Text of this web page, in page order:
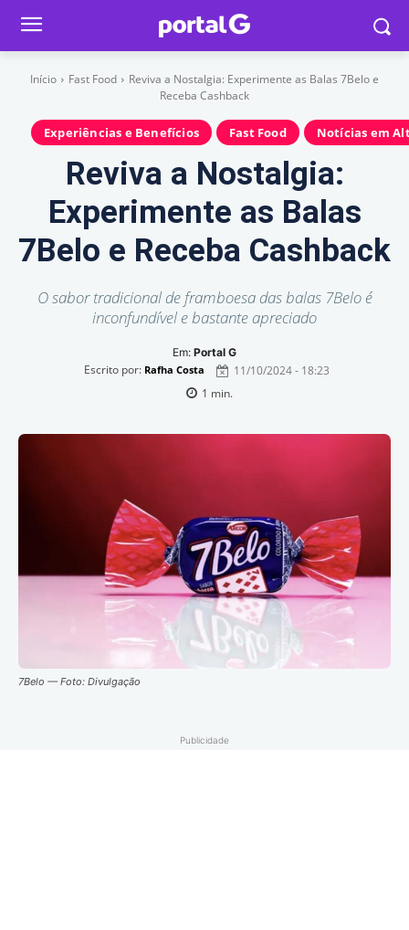
Início Fast Food
Reviva a Nostalgia: Experimente as Balas 7Belo e
Receba Cashback
Experiências e Benefícios Fast Food Notícias em
Reviva a Nostalgia:
Experimente as Balas
7Belo e Receba Cashback
O sabor tradicional de framboesa das balas 7Belo é
inconfundível e bastante apreciado
Em: Portal G
Escrito por: Rafha Costa
11/10/2024 - 18:23
1 min.
7Belo — Foto: Divulgação
Publicidade